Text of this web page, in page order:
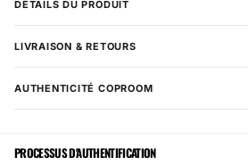
DÉTAILS DU PRODUIT
LIVRAISON & RETOURS
AUTHENTICITÉ COPROOM
PROCESSUS D'AUTHENTIFICATION